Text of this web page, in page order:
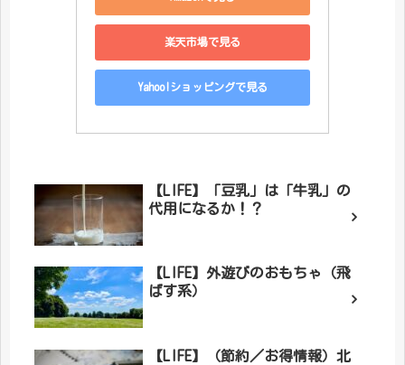
楽天市場で見る
Yahoo!ショッピングで見る
【LIFE】「豆乳」は「牛乳」の
代用になるか！？
【LIFE】外遊びのおもちゃ（飛
ばす系）
【LIFE】（節約／お得情報）北